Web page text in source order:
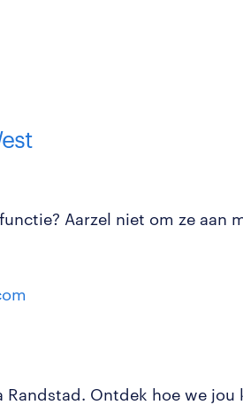
Aarzel niet om ze aan
Ontdek hoe we jou